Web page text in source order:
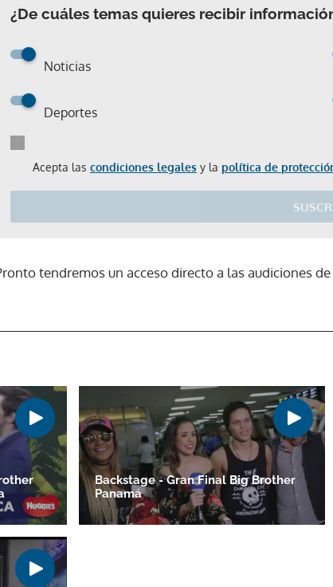
¿De cuáles temas quieres recibir
Noticias
Deportes
Acepta las condiciones legales y la política de
tendremos un acceso directo a las audiciones
Backstage - Gran Final Big Brother
Panamá